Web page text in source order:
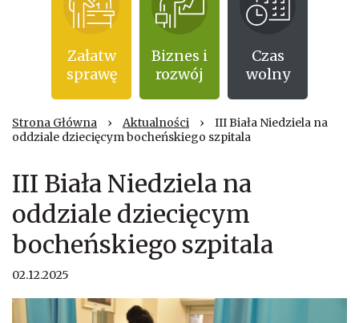
Załatw
sprawę
Biznes i
rozwój
Czas
wolny
Strona Główna › Aktualności ›
III Biała Niedziela na
oddziale dziecięcym bocheńskiego szpitala
III Biała Niedziela na
oddziale dziecięcym
bocheńskiego szpitala
02.12.2025